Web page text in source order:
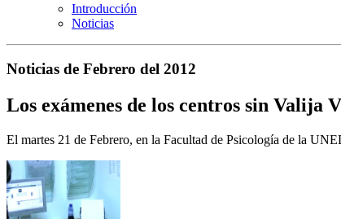
Introducción
Noticias
Noticias de Febrero del 2012
Los exámenes de los centros sin
El martes 21 de Febrero, en la Facultad de Psicología de la